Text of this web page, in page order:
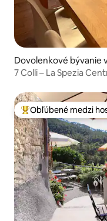
Dovolenkové bývanie
7 Colli – La Spezia
Najobľúbenejšie
Obľúbené medzi